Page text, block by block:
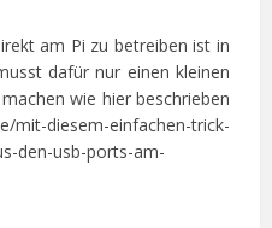
am Pi zu betreiben ist in
dafür nur einen kleinen
wie hier beschrieben
einfachen-trick-
den-usb-ports-am-